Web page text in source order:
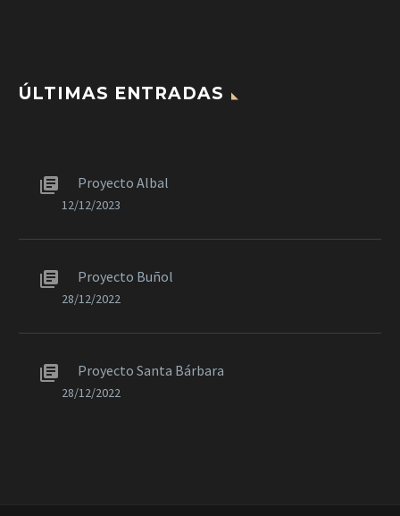
ÚLTIMAS ENTRADAS
Proyecto Albal
12/12/2023
Proyecto Buñol
28/12/2022
Proyecto Santa Bárbara
28/12/2022